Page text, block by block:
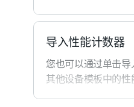
在MIB 浏览器部
义 MIB。
通用 MIB：
Site24x7 中
导入性能计数器
您也可以通过单击导
其他设备模板中的性